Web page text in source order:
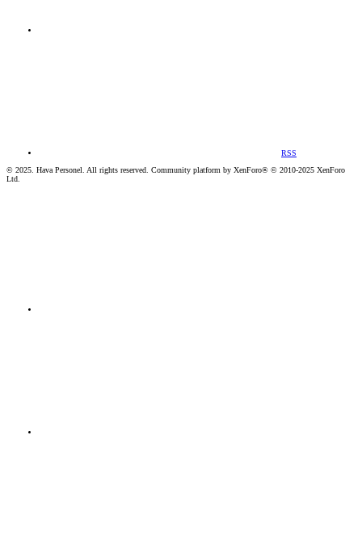
RSS
© 2025. Hava Personel. All rights reserved. Community platform by XenForo® © 2010-2025 XenForo
Ltd.